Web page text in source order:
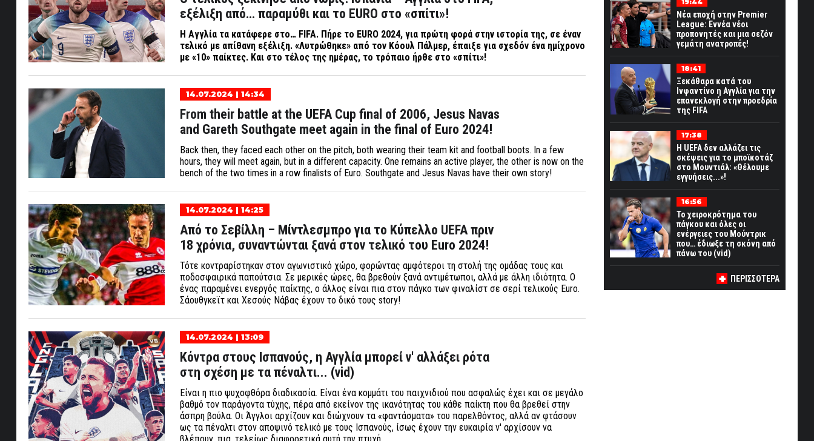
εξέλιξη από… παραμύθι και το EURO στο «σπίτι»!
Η Αγγλία τα κατάφερε στο… FIFA. Πήρε το EURO 2024, για πρώτη φορά στην ιστορία της, σε έναν
τελικό με απίθανη εξέλιξη. «Λυτρώθηκε» από τον Κόουλ Πάλμερ, έπαιξε για σχεδόν ένα ημίχρονο
με «10» παίκτες. Και στο τέλος της ημέρας, το τρόπαιο ήρθε στο «σπίτι»!
14.07.2024 | 14:34
From their battle at the UEFA Cup final of 2006, Jesus Navas
and Gareth Southgate meet again in the final of Euro 2024!
Back then, they faced each other on the pitch, both wearing their team kit and football boots. In a few
hours, they will meet again, but in a different capacity. One remains an active player, the other is now on the
bench of the two times in a row finalists of Euro. Southgate and Jesus Navas have their own story!
14.07.2024 | 14:25
Από το Σεβίλλη – Μίντλεσμπρο για το Κύπελλο UEFA πριν
18 χρόνια, συναντώνται ξανά στον τελικό του Euro 2024!
Τότε κοντραρίστηκαν στον αγωνιστικό χώρο, φορώντας αμφότεροι τη στολή της ομάδας τους και
ποδοσφαιρικά παπούτσια. Σε μερικές ώρες, θα βρεθούν ξανά αντιμέτωποι, αλλά με άλλη ιδιότητα. Ο
ένας παραμένει ενεργός παίκτης, ο άλλος είναι πια στον πάγκο των φιναλίστ σε σερί τελικούς Euro.
Σάουθγκεϊτ και Χεσούς Νάβας έχουν το δικό τους story!
14.07.2024 | 13:09
Κόντρα στους Ισπανούς, η Αγγλία μπορεί ν' αλλάξει ρότα
στη σχέση με τα πέναλτι... (vid)
Είναι η πιο ψυχοφθόρα διαδικασία. Είναι ένα κομμάτι του παιχνιδιού που ασφαλώς έχει και σε μεγάλο
βαθμό τον παράγοντα τύχης, πέρα από εκείνον της ικανότητας του κάθε παίκτη που θα βρεθεί στην
άσπρη βούλα. Οι Άγγλοι αρχίζουν και διώχνουν τα «φαντάσματα» του παρελθόντος, αλλά αν φτάσουν
ως τα πέναλτι στον αποψινό τελικό με τους Ισπανούς, ίσως έχουν την ευκαιρία ν' αρχίσουν να
19:44
Νέα εποχή στην Premier
League: Εννέα νέοι
προπονητές και μια σεζόν
γεμάτη ανατροπές!
18:41
Ξεκάθαρα κατά του
Ινφαντίνο η Αγγλία για την
επανεκλογή στην προεδρία
της FIFA
17:38
Η UEFA δεν αλλάζει τις
σκέψεις για το μποϊκοτάζ
στο Μουντιάλ: «Θέλουμε
εγγυήσεις...»!
16:56
Το χειροκρότημα του
πάγκου και όλες οι
ενέργειες του Μούντρικ
που… έδιωξε τη σκόνη από
πάνω του (vid)
ΠΕΡΙΣΣΟΤΕΡΑ